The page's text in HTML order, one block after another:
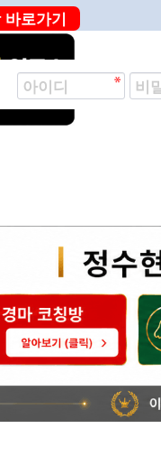
로가기